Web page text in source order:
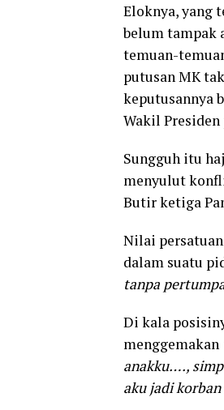
Eloknya, yang
belum tampak
temuan-
putusan MK
keputusannya
Wakil Presiden
Sungguh itu
menyulut
Butir ketiga
Nilai
dalam suatu
tanpa
Di kala
menggemakan
anakku….,
aku jadi